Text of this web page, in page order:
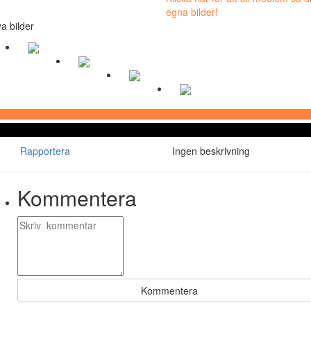
egna bilder!
bilder
Rapportera Ingen beskrivning
Kommentera
Kommentera